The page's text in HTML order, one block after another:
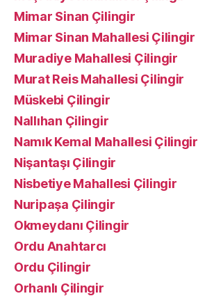
Mimar Sinan Çilingir
Mimar Sinan Mahallesi Çilingir
Muradiye Mahallesi Çilingir
Murat Reis Mahallesi Çilingir
Müskebi Çilingir
Nallıhan Çilingir
Namık Kemal Mahallesi Çilingir
Nişantaşı Çilingir
Nisbetiye Mahallesi Çilingir
Nuripaşa Çilingir
Okmeydanı Çilingir
Ordu Anahtarcı
Ordu Çilingir
Orhanlı Çilingir